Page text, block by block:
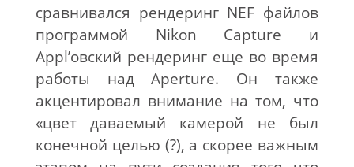
сравнивался рендеринг NEF файлов
программой Nikon Capture и
Appl’овский рендеринг еще во время
работы над Aperture. Он также
акцентировал внимание на том, что
«цвет даваемый камерой не был
конечной целью (?), а скорее важным